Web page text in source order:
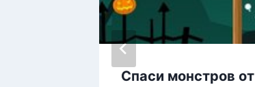
Спаси монстров от